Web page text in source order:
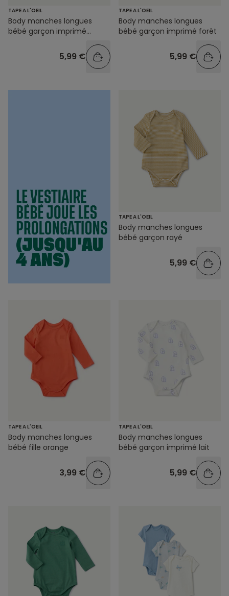
TAPE A L'OEIL
Body manches longues
bébé garçon imprimé
5,99 €
TAPE A L'OEIL
Body manches longues
bébé garçon imprimé forêt
5,99 €
TAPE A L'OEIL
Body manches longues
bébé garçon rayé
5,99 €
TAPE A L'OEIL
Body manches longues
bébé fille orange
3,99 €
TAPE A L'OEIL
Body manches longues
bébé garçon imprimé lait
5,99 €